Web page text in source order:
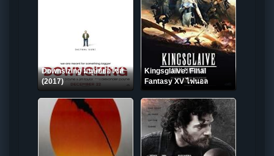
Downsizing มนุษย์ย่อไซส์
(2017)
Kingsglaive: Final
Fantasy XV ไฟนอล
แฟนตาซี 15: สงครามแห่ง
ราชันย์ (2016)